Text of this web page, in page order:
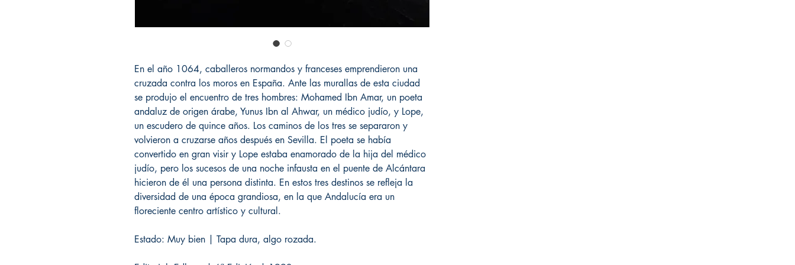
En el año 1064, caballeros normandos y franceses emprendieron una
cruzada contra los moros en España. Ante las murallas de esta ciudad
se produjo el encuentro de tres hombres: Mohamed Ibn Amar, un poeta
andaluz de origen árabe, Yunus Ibn al Ahwar, un médico judío, y Lope,
un escudero de quince años. Los caminos de los tres se separaron y
volvieron a cruzarse años después en Sevilla. El poeta se había
convertido en gran visir y Lope estaba enamorado de la hija del médico
judío, pero los sucesos de una noche infausta en el puente de Alcántara
hicieron de él una persona distinta. En estos tres destinos se refleja la
diversidad de una época grandiosa, en la que Andalucía era un
floreciente centro artístico y cultural.
Estado: Muy bien | Tapa dura, algo rozada.